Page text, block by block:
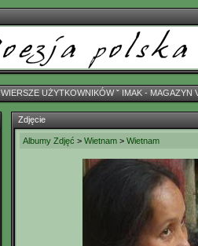
WIERSZE UŻYTKOWNIKÓWˇ IMAK - MAGAZYN
Zdjęcie
Albumy Zdjęć > Wietnam > Wietnam